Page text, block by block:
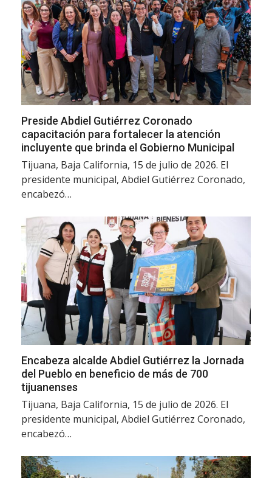
Preside Abdiel Gutiérrez Coronado
capacitación para fortalecer la atención
incluyente que brinda el Gobierno Municipal
Tijuana, Baja California, 15 de julio de 2026. El
presidente municipal, Abdiel Gutiérrez Coronado,
encabezó…
Encabeza alcalde Abdiel Gutiérrez la Jornada
del Pueblo en beneficio de más de 700
tijuanenses
Tijuana, Baja California, 15 de julio de 2026. El
presidente municipal, Abdiel Gutiérrez Coronado,
encabezó…